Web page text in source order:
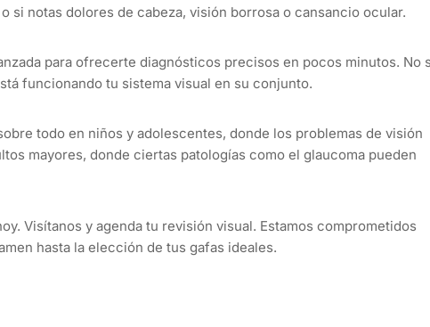
si notas dolores de cabeza, visión borrosa o cansancio ocular.
para ofrecerte diagnósticos precisos en pocos minutos. No
funcionando tu sistema visual en su conjunto.
todo en niños y adolescentes, donde los problemas de visión
mayores, donde ciertas patologías como el glaucoma pueden
Visítanos y agenda tu revisión visual. Estamos comprometidos
hasta la elección de tus gafas ideales.